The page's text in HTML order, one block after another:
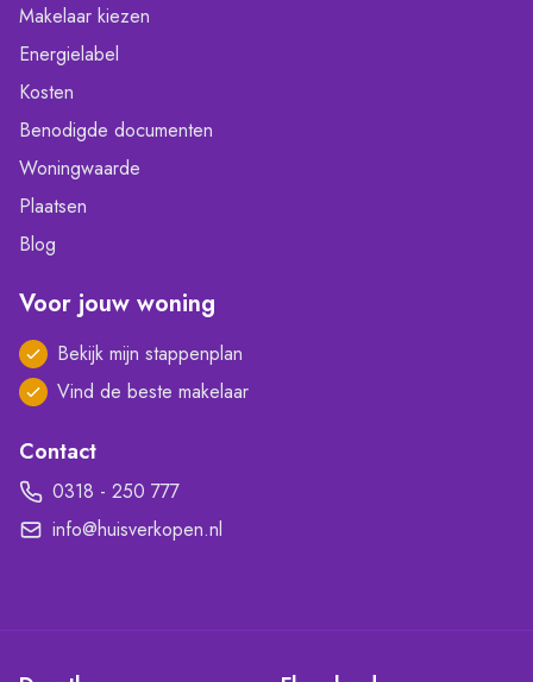
Makelaar kiezen
Energielabel
Kosten
Benodigde documenten
Woningwaarde
Plaatsen
Blog
Voor jouw woning
Bekijk mijn stappenplan
Vind de beste makelaar
Contact
0318 - 250 777
info@huisverkopen.nl